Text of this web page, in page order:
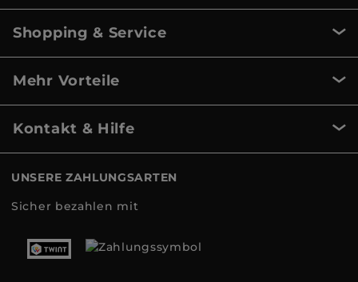
Shopping & Service
Mehr Vorteile
Kontakt & Hilfe
UNSERE ZAHLUNGSARTEN
Sicher bezahlen mit